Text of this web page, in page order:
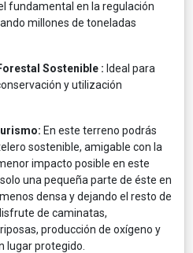
fundamental en la regulación
millones de toneladas
Sostenible : Ideal para
y utilización
En este terreno podrás
sostenible, amigable con la
impacto posible en este
una pequeña parte de éste en
densa y dejando el resto de
de caminatas,
producción de oxígeno y
lugar protegido.